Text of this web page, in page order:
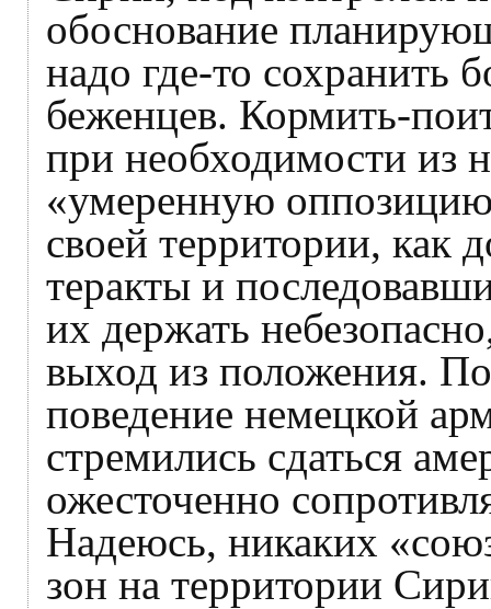
обоснование
надо где-то
беженцев. Кормить-
при необходимости из
«умеренную
своей территории, как
теракты и
их держать
выход из положения.
поведение немецкой
стремились сдаться
ожесточенно
Надеюсь, никаких
зон на территории